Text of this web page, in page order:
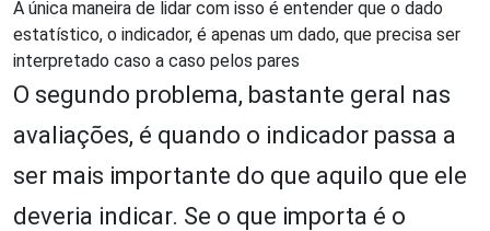
A única maneira de lidar com isso é entender que o dado
estatístico, o indicador, é apenas um dado, que precisa ser
interpretado caso a caso pelos pares
O segundo problema, bastante geral nas
avaliações, é quando o indicador passa a
ser mais importante do que aquilo que ele
deveria indicar. Se o que importa é o